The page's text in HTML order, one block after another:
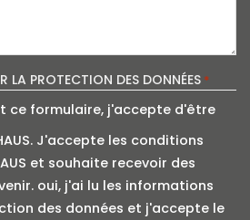
LA PROTECTION DES DONNÉES *
ce formulaire, j'accepte d'être
J'accepte les conditions
et souhaite recevoir des
oui, j'ai lu les informations
des données et j'accepte le